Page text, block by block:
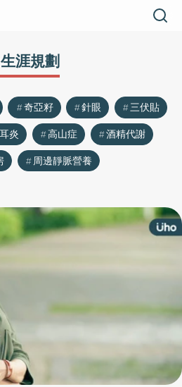
涯規劃
奇亞籽 針眼
三伏貼
炎 高山症
酒精代謝
周邊靜脈營養